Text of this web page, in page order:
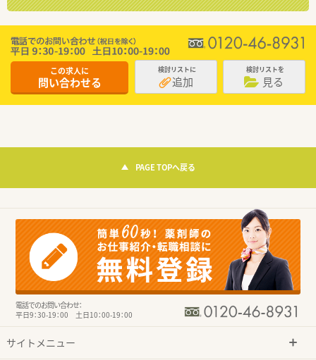
この求人に
問い合わせる
検討リストに
追加
検討リストを
見る
PAGE TOPへ戻る
電話でのお問い合わせ：
平日9：30-19：00 土日10：00-19：00
サイトメニュー